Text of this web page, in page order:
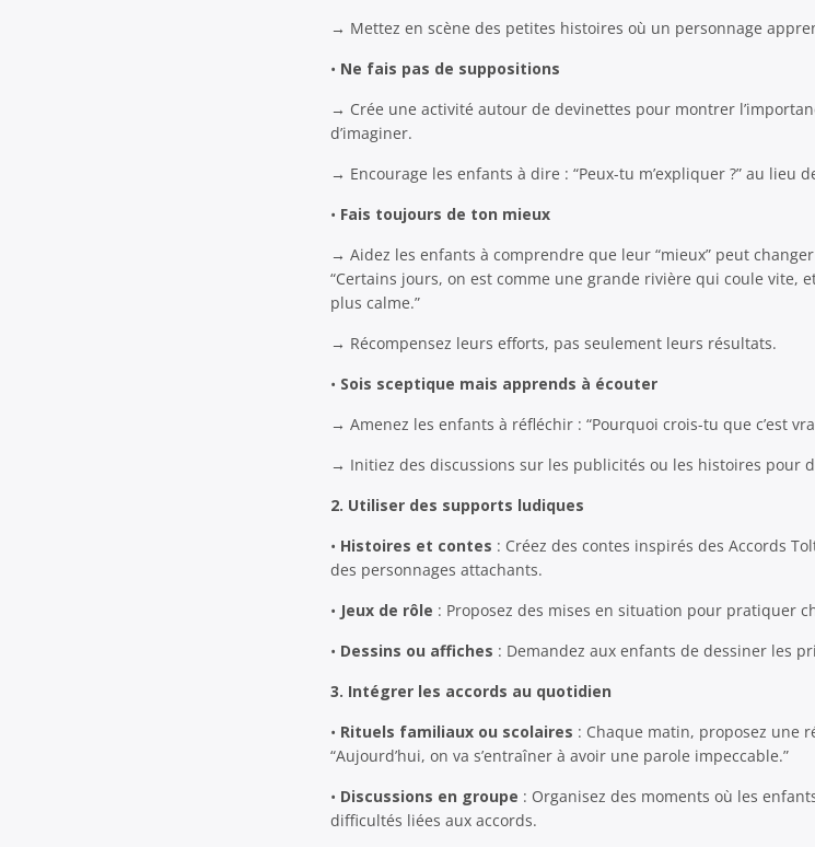
→ Mettez en scène des petites histoires où un personnage
• Ne fais pas de suppositions
→ Crée une activité autour de devinettes pour montrer
d’imaginer.
→ Encourage les enfants à dire : “Peux-tu m’expliquer ?” au lieu
• Fais toujours de ton mieux
→ Aidez les enfants à comprendre que leur “mieux” peut
“Certains jours, on est comme une grande rivière qui coule vite,
plus calme.”
→ Récompensez leurs efforts, pas seulement leurs résultats.
• Sois sceptique mais apprends à écouter
→ Amenez les enfants à réfléchir : “Pourquoi crois-tu que c’est
→ Initiez des discussions sur les publicités ou les histoires pour
2. Utiliser des supports ludiques
• Histoires et contes : Créez des contes inspirés des Accords
des personnages attachants.
• Jeux de rôle : Proposez des mises en situation pour pratiquer
• Dessins ou affiches : Demandez aux enfants de dessiner les
3. Intégrer les accords au quotidien
• Rituels familiaux ou scolaires : Chaque matin, proposez une
“Aujourd’hui, on va s’entraîner à avoir une parole impeccable.”
• Discussions en groupe : Organisez des moments où les
difficultés liées aux accords.